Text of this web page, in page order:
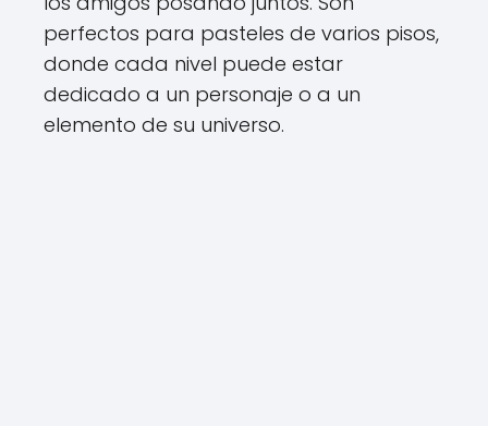
perfectos para pasteles de varios pisos,
donde cada nivel puede estar
dedicado a un personaje o a un
elemento de su universo.